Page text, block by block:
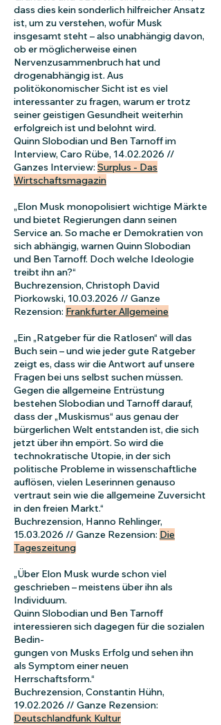
dass dies kein sonderlich hilfreicher Ansatz
ist, um zu verstehen, wofür Musk
insgesamt steht – also unabhängig davon,
ob er möglicherweise einen
Nervenzusammenbruch hat und
drogenabhängig ist. Aus
politökonomischer Sicht ist es viel
interessanter zu fragen, warum er trotz
seiner geistigen Gesundheit weiterhin
erfolgreich ist und belohnt wird.
Quinn Slobodian und Ben Tarnoff im
Interview, Caro Rübe, 14.02.2026 //
Ganzes Interview: Surplus - Das
Wirtschaftsmagazin
„Elon Musk monopolisiert wichtige Märkte
und bietet Regierungen dann seinen
Service an. So mache er Demokratien von
sich abhängig, warnen Quinn Slobodian
und Ben Tarnoff. Doch welche Ideologie
treibt ihn an?“
Buchrezension, Christoph David
Piorkowski, 10.03.2026 // Ganze
Rezension: Frankfurter Allgemeine
„Ein „Ratgeber für die Ratlosen“ will das
Buch sein – und wie jeder gute Ratgeber
zeigt es, dass wir die Antwort auf unsere
Fragen bei uns selbst suchen müssen.
Gegen die allgemeine Entrüstung
bestehen Slobodian und Tarnoff darauf,
dass der „Muskismus“ aus genau der
bürgerlichen Welt entstanden ist, die sich
jetzt über ihn empört. So wird die
technokratische Utopie, in der sich
politische Probleme in wissenschaftliche
auflösen, vielen Leserinnen genauso
vertraut sein wie die allgemeine Zuversicht
in den freien Markt.“
Buchrezension, Hanno Rehlinger,
15.03.2026 // Ganze Rezension: Die
Tageszeitung
„Über Elon Musk wurde schon viel
geschrieben – meistens über ihn als
Individuum.
Quinn Slobodian und Ben Tarnoff
interessieren sich dagegen für die sozialen
Bedin-
gungen von Musks Erfolg und sehen ihn
als Symptom einer neuen
Herrschaftsform.“
Buchrezension, Constantin Hühn,
19.02.2026 // Ganze Rezension:
Deutschlandfunk Kultur